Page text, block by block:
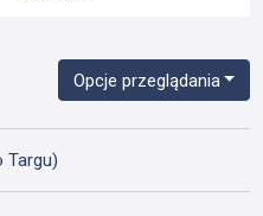
Opcje przeglądania
Targu)